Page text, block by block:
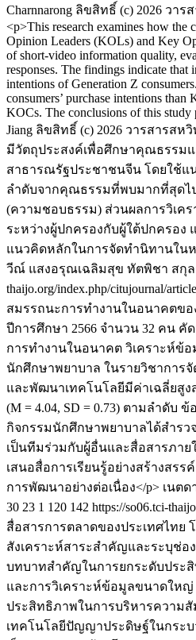
Charnnarong ลิขสิทธิ์ (c) 2026 วารส
<p>This research examines how the
Opinion Leaders (KOLs) and Key
of short-video information quality,
responses. The findings indicate that
intentions of Generation Z
consumers’ purchase intentions
KOCs. The conclusions of this study
Jiang ลิขสิทธิ์ (c) 2026 วารสารสหวิท
มีวัตถุประสงค์เพื่อศึกษาคุณธรรม
สาธารณรัฐประชาชนจีน โดยใช้แ
ลำดับจากคุณธรรมที่พบมากที่สุดไ
(ความชอบธรรม) ส่วนผลการวิเค
ระหว่างผู้ปกครองกับผู้ใต้ปกครอ
แนวคิดหลักในการจัดทำนิทานใน
วีณ์ แสงอรุณเฉลิมสุข ทัตพิชา สกุ
thaijo.org/index.php/citujournal/
สมรรถนะการทำงานในอนาคตขอ
ปีการศึกษา 2566 จำนวน 32 คน คั
การทำงานในอนาคต วิเคราะห์ข้
นักศึกษาพยาบาล ในรายวิชาการ
และพัฒนาเทคโนโลยีมีค่าเฉลี่ยสูงสุ
(M = 4.04, SD = 0.73) ตามลำดั
กิจกรรมนักศึกษาพยาบาลได้สำรว
เป็นทีมร่วมกับผู้อื่นและสื่อสารภา
เสนอสื่อการเรียนรู้อย่างสร้างสร
การพัฒนาอย่างต่อเนื่อง</p> เนตด
30 23 1 120 142 https://so06.tci-
สื่อสารการตลาดของประเทศไทย
สังเคราะห์สาระสำคัญและระบุช่อ
บทบาทสำคัญในการยกระดับประสิ
และการวิเคราะห์ข้อมูลขนาดให
ประสิทธิภาพในการบริหารความ
เทคโนโลยีปัญญาประดิษฐ์ในกระ